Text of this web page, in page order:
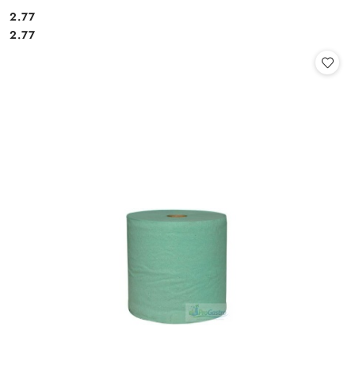
Cena:
2.77
Cena:
2.77